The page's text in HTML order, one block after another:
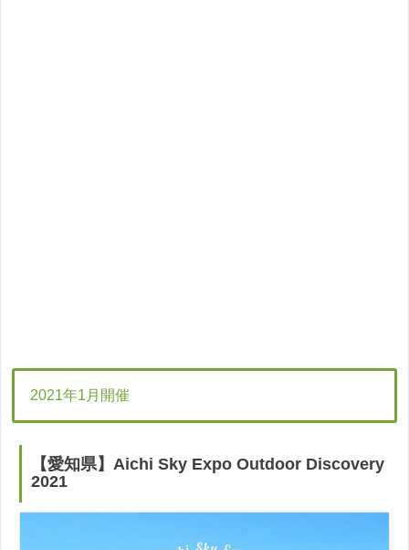
2021年1月開催
【愛知県】Aichi Sky Expo Outdoor Discovery
2021